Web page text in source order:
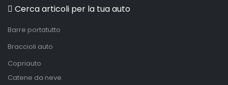
Cerca articoli per la tua auto
Barre portatutto
Braccioli auto
Copriauto
Catene da neve